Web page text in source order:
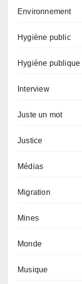
Environnement
Hygiène public
Hygiène publique
Interview
Juste un mot
Justice
Médias
Migration
Mines
Monde
Musique